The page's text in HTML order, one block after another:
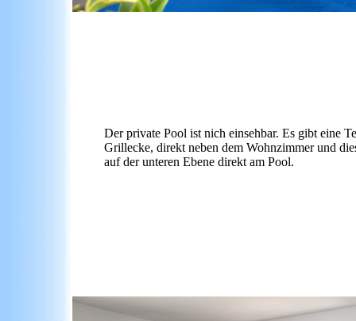
Der private Pool ist nich einsehbar. Es gibt eine
Grillecke, direkt neben dem Wohnzimmer und
auf der unteren Ebene direkt am Pool.